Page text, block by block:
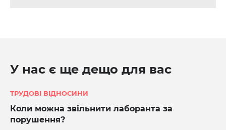
У нас є ще дещо для вас
ТРУДОВІ ВІДНОСИНИ
Коли можна звільнити лаборанта за
порушення?